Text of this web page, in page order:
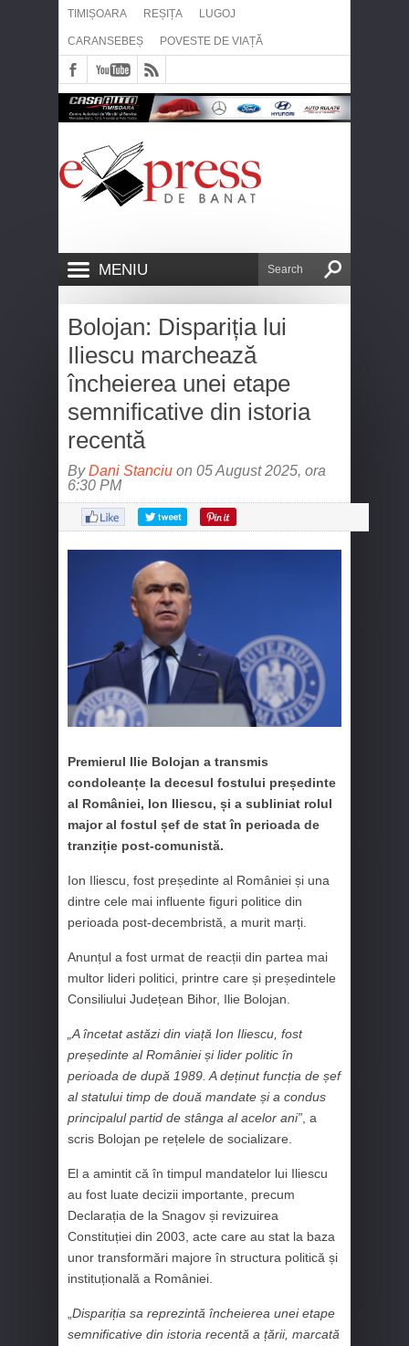
TIMIȘOARA REȘIȚA LUGOJ
CARANSEBEȘ POVESTE DE VIAȚĂ
MENIU
Bolojan: Dispariția lui
Iliescu marchează
încheierea unei etape
semnificative din istoria
recentă
ByDani Stanciu on 05 August 2025, ora
6:30 PM
Premierul Ilie Bolojan a transmis
condoleanțe la decesul fostului președinte
al României, Ion Iliescu, și a subliniat rolul
major al fostul șef de stat în perioada de
tranziție post-comunistă.
Ion Iliescu, fost președinte al României și una
dintre cele mai influente figuri politice din
perioada post-decembristă, a murit marți.
Anunțul a fost urmat de reacții din partea mai
multor lideri politici, printre care și președintele
Consiliului Județean Bihor, Ilie Bolojan.
„A încetat astăzi din viață Ion Iliescu, fost
președinte al României și lider politic în
perioada de după 1989. A deținut funcția de șef
al statului timp de două mandate și a condus
principalul partid de stânga al acelor ani” , a
scris Bolojan pe rețelele de socializare.
El a amintit că în timpul mandatelor lui Iliescu
au fost luate decizii importante, precum
Declarația de la Snagov și revizuirea
Constituției din 2003, acte care au stat la baza
unor transformări majore în structura politică și
instituțională a României.
Dispariția sa reprezintă încheierea unei etape
semnificative din istoria recentă a țării, marcată